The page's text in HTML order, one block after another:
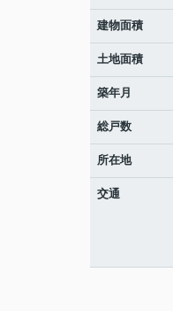
建物面積
土地面積
築年月
総戸数
所在地
交通